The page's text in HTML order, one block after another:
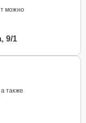
можно
9/1
также